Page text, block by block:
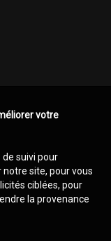
votre
suivi pour
site, pour vous
ciblées, pour
la provenance